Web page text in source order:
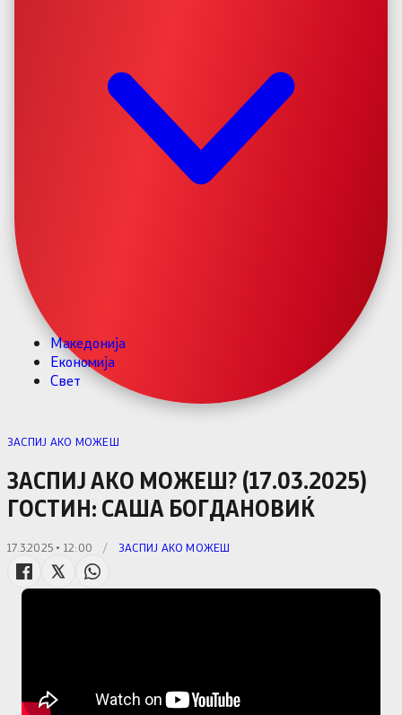
Македонија
Економија
Свет
ЗАСПИЈ АКО МОЖЕШ
ЗАСПИЈ АКО МОЖЕШ? (17.03.2025)
ГОСТИН: САША БОГДАНОВИЌ
17.3.2025 • 12:00 / ЗАСПИЈ АКО МОЖЕШ